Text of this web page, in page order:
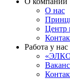
О нас
Центр
Работа у нас